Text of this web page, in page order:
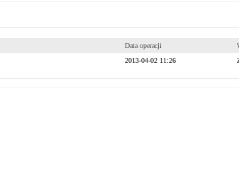
Data operacji
2013-04-02 11:26